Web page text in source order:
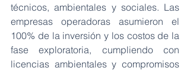
técnicos, ambientales y sociales. Las
empresas operadoras asumieron el
100% de la inversión y los costos de la
fase exploratoria, cumpliendo con
licencias ambientales y compromisos